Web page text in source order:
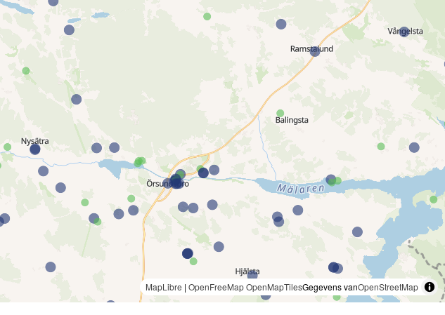
MapLibre | OpenFreeMapOpenMapTilesGegevens vanOpenStreetMap